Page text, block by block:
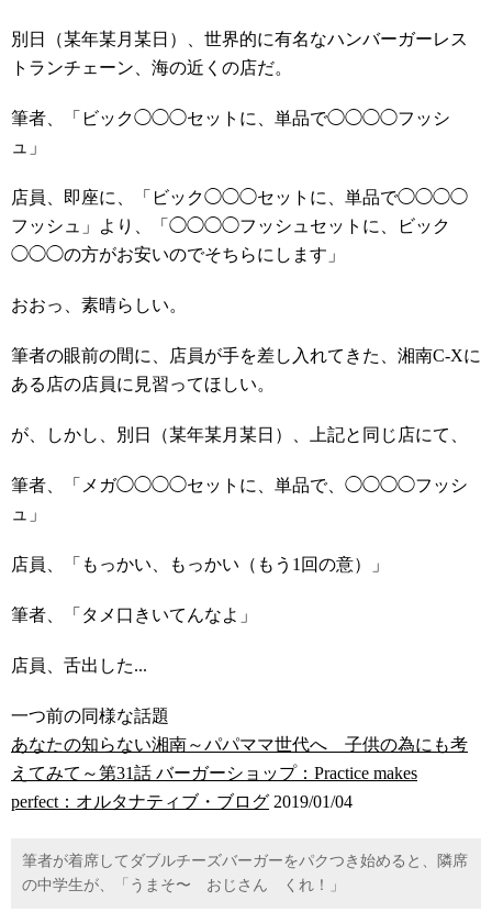
別日（某年某月某日）、世界的に有名なハンバーガーレス
トランチェーン、海の近くの店だ。
筆者、「ビック◯◯◯セットに、単品で◯◯◯◯フッシ
ュ」
店員、即座に、「ビック◯◯◯セットに、単品で◯◯◯◯
フッシュ」より、「◯◯◯◯フッシュセットに、ビック
◯◯◯の方がお安いのでそちらにします」
おおっ、素晴らしい。
筆者の眼前の間に、店員が手を差し入れてきた、湘南C-Xに
ある店の店員に見習ってほしい。
が、しかし、別日（某年某月某日）、上記と同じ店にて、
筆者、「メガ◯◯◯◯セットに、単品で、◯◯◯◯フッシ
ュ」
店員、「もっかい、もっかい（もう1回の意）」
筆者、「タメ口きいてんなよ」
店員、舌出した...
一つ前の同様な話題
あなたの知らない湘南～パパママ世代へ 子供の為にも考
えてみて～第31話 バーガーショップ：Practice makes
perfect：オルタナティブ・ブログ 2019/01/04
筆者が着席してダブルチーズバーガーをパクつき始めると、隣席
の中学生が、「うまそ〜 おじさん くれ！」